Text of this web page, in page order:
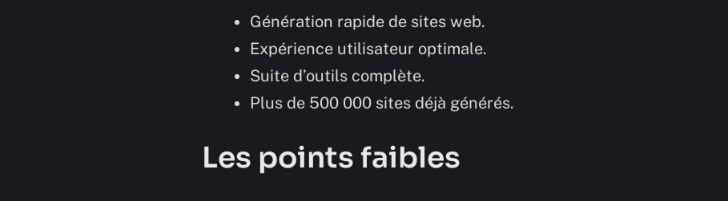
Génération rapide de sites web.
Expérience utilisateur optimale.
Suite d’outils complète.
Plus de 500 000 sites déjà générés.
Les points faibles